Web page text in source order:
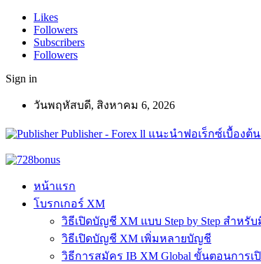
Likes
Followers
Subscribers
Followers
Sign in
วันพฤหัสบดี, สิงหาคม 6, 2026
Publisher - Forex ll แนะนำฟอเร็กซ์เบื้อง
หน้าแรก
โบรกเกอร์ XM
วิธีเปิดบัญชี XM แบบ Step by Step สำหรั
วิธีเปิดบัญชี XM เพิ่มหลายบัญชี
วิธีการสมัคร IB XM Global ขั้นตอนการเ